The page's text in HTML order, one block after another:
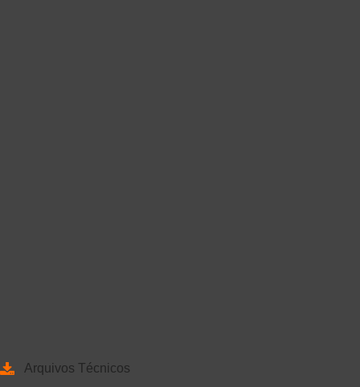
Arquivos Técnicos